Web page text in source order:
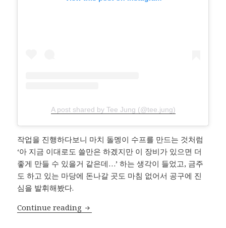
A post shared by Tee Jung (@tee.jung)
작업을 진행하다보니 마치 돌멩이 수프를 만드는 것처럼
‘아 지금 이대로도 쓸만은 하겠지만 이 장비가 있으면 더
좋게 만들 수 있을거 같은데…’ 하는 생각이 들었고, 금주
도 하고 있는 마당에 돈나갈 곳도 마침 없어서 공구에 진
심을 발휘해봤다.
Continue reading 마끼다 전동 공구 수집